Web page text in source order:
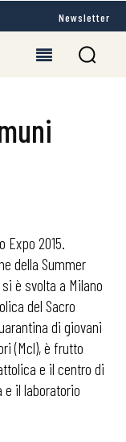
Newsletter
Expo 2015.
della Summer
è svolta a Milano
del Sacro
di giovani
(Mcl), è frutto
e il centro di
e il laboratorio